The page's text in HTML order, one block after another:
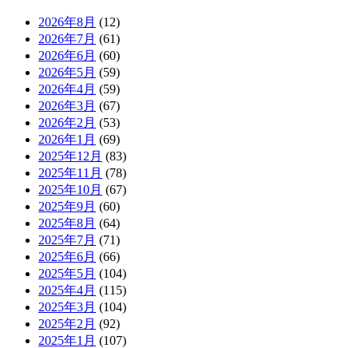
2026年8月 (12)
2026年7月 (61)
2026年6月 (60)
2026年5月 (59)
2026年4月 (59)
2026年3月 (67)
2026年2月 (53)
2026年1月 (69)
2025年12月 (83)
2025年11月 (78)
2025年10月 (67)
2025年9月 (60)
2025年8月 (64)
2025年7月 (71)
2025年6月 (66)
2025年5月 (104)
2025年4月 (115)
2025年3月 (104)
2025年2月 (92)
2025年1月 (107)